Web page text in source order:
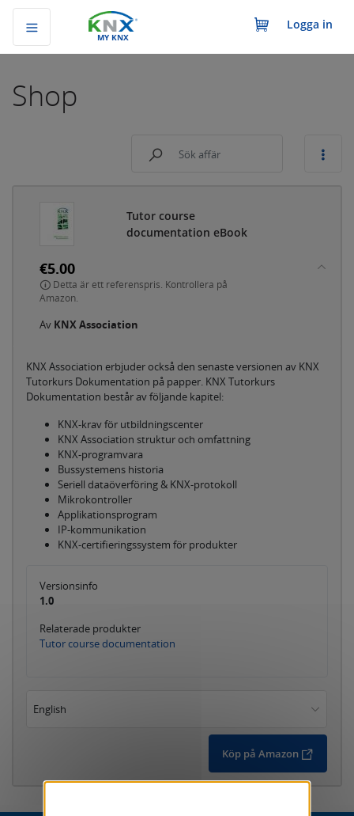
MY KNX
Logga in
Shop
Tutor course
documentation eBook
€5.00
Detta är ett referenspris. Kontrollera på
Amazon.
Av KNX Association
KNX Association erbjuder också den senaste versionen av KNX
Tutorkurs Dokumentation på papper. KNX Tutorkurs
Dokumentation består av följande kapitel:
KNX-krav för utbildningscenter
KNX Association struktur och omfattning
KNX-programvara
Bussystemens historia
Seriell dataöverföring & KNX-protokoll
Mikrokontroller
Applikationsprogram
IP-kommunikation
KNX-certifieringssystem för produkter
Versionsinfo
1.0
Relaterade produkter
Tutor course documentation
English
Köp på Amazon